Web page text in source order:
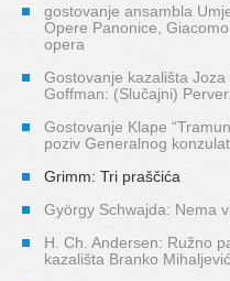
gostovanje ansambla
Opere Panonice,
opera
Gostovanje kazališta
Goffman: (Slučajni)
Gostovanje Klape
poziv Generalnog
Grimm: Tri praščića
György Schwajda: Nema
H. Ch. Andersen: Ružno
kazališta Branko